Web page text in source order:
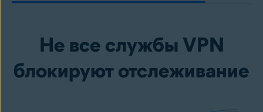
Не все службы VPN
блокируют отслеживание